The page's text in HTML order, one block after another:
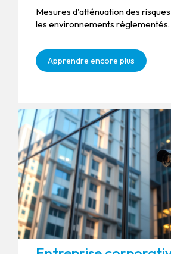
Mesures d'atténuation des
les environnements réglementés.
Apprendre encore plus